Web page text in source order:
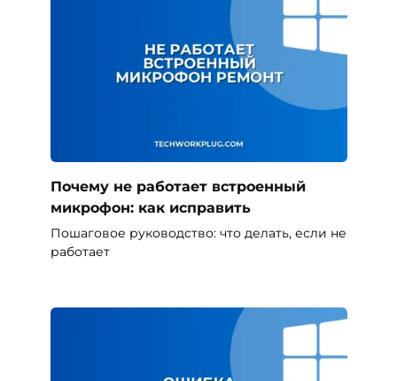
Почему не работает встроенный
микрофон: как исправить
Пошаговое руководство: что делать, если не
работает